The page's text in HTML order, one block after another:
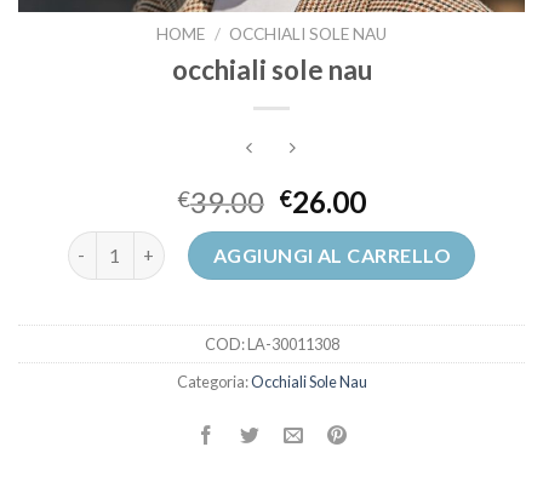
HOME / OCCHIALI SOLE NAU
occhiali sole nau
€39.00 €26.00
occhiali sole nau quantitàAGGIUNGI AL CARRELLO
COD:LA-30011308
Categoria:Occhiali Sole Nau